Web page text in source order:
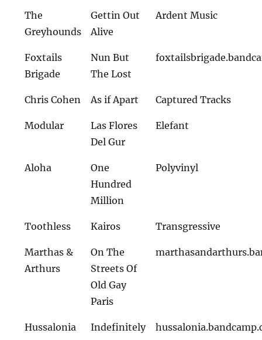
The
Greyhounds
Gettin Out
Alive
Ardent Music
Foxtails
Brigade
Nun But
The Lost
Chris Cohen As if Apart Captured Tracks
Modular
Las Flores
Del Gur
Elefant
Aloha
One
Hundred
Million
Polyvinyl
Toothless Kairos Transgressive
Marthas &
Arthurs
On The
Streets Of
Old Gay
Paris
Hussalonia Indefinitely